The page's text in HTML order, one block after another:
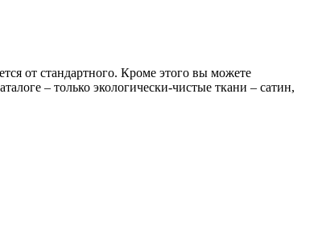
от стандартного. Кроме этого вы можете
– только экологически-чистые ткани – сатин,